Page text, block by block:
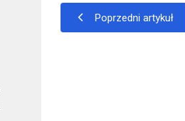
Poprzedni artykuł